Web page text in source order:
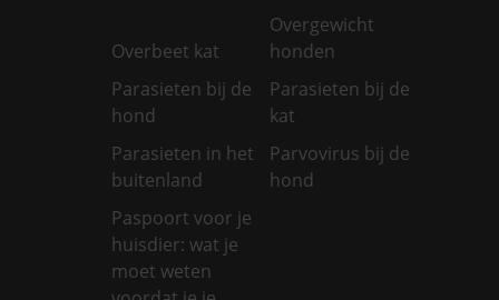
Overbeet kat
Overgewicht
honden
Parasieten bij de
hond
Parasieten bij de
kat
Parasieten in het
buitenland
Parvovirus bij de
hond
Paspoort voor je
huisdier: wat je
moet weten